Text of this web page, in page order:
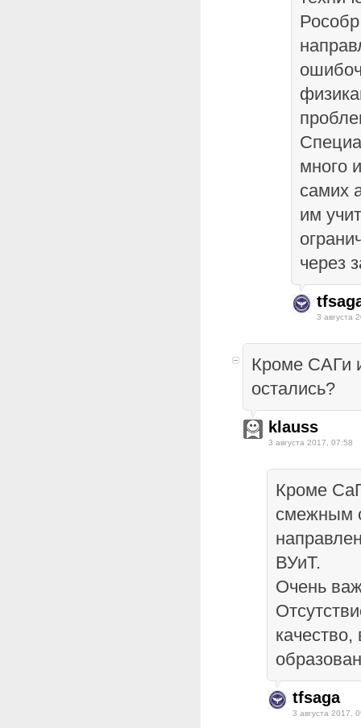
много
самих
им
через
3 августа
Кроме САГи
остались?
klauss
3 августа 2017, 07:58
Кроме
смежным
ВУиТ.
Очень
tfsaga
3 августа 2017,